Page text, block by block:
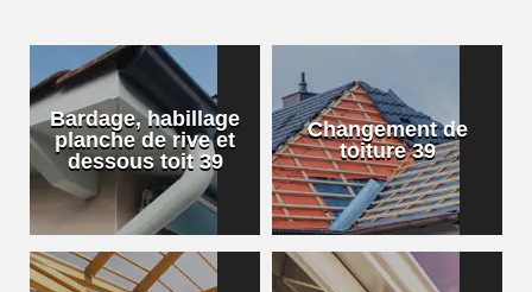
Bardage, habillage
planche de rive et
dessous toit 39
Changement de
toiture 39